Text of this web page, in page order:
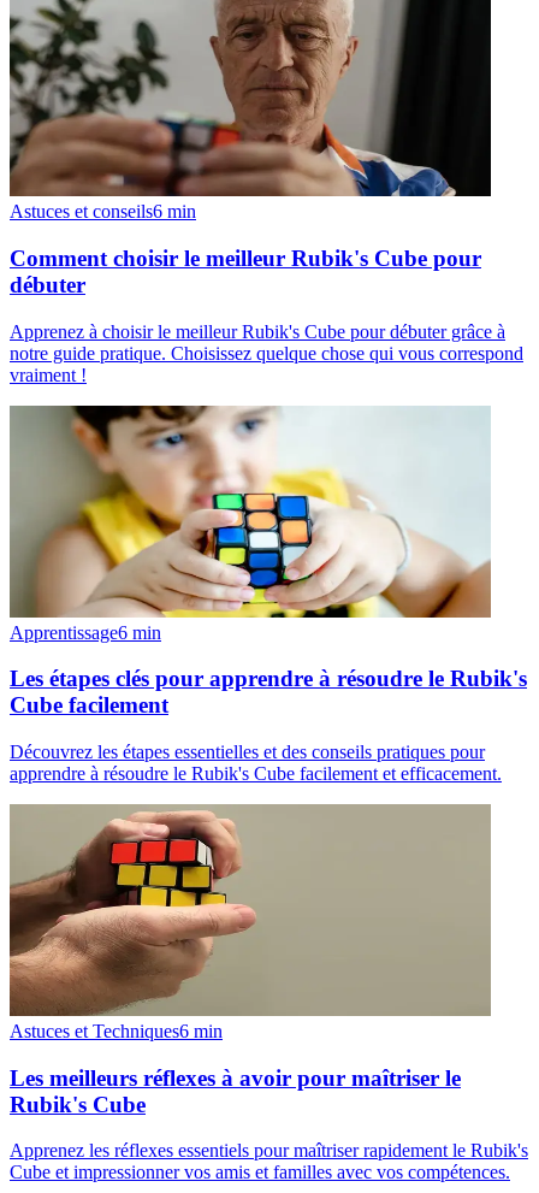
Astuces et conseils6 min
Comment choisir le meilleur Rubik's Cube pour
débuter
Apprenez à choisir le meilleur Rubik's Cube pour débuter grâce à
notre guide pratique. Choisissez quelque chose qui vous correspond
vraiment !
Apprentissage6 min
Les étapes clés pour apprendre à résoudre le Rubik's
Cube facilement
Découvrez les étapes essentielles et des conseils pratiques pour
apprendre à résoudre le Rubik's Cube facilement et efficacement.
Astuces et Techniques6 min
Les meilleurs réflexes à avoir pour maîtriser le
Rubik's Cube
Apprenez les réflexes essentiels pour maîtriser rapidement le Rubik's
Cube et impressionner vos amis et familles avec vos compétences.